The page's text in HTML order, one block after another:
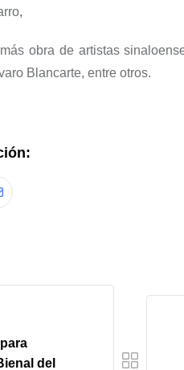
obra de artistas
Blancarte, entre otros.
del